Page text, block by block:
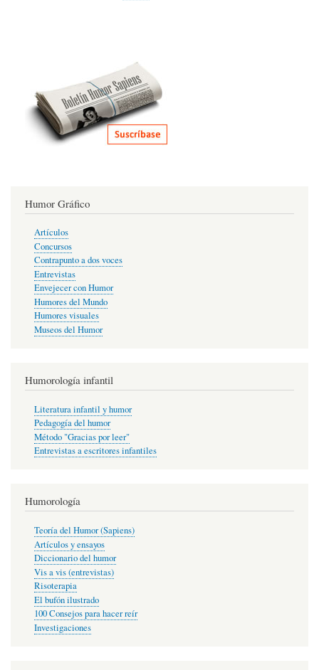
Humor Gráfico
Artículos
Concursos
Contrapunto a dos voces
Entrevistas
Envejecer con Humor
Humores del Mundo
Humores visuales
Museos del Humor
Humorología infantil
Literatura infantil y humor
Pedagogía del humor
Método "Gracias por leer"
Entrevistas a escritores infantiles
Humorología
Teoría del Humor (Sapiens)
Artículos y ensayos
Diccionario del humor
Vis a vis (entrevistas)
Risoterapia
El bufón ilustrado
100 Consejos para hacer reír
Investigaciones